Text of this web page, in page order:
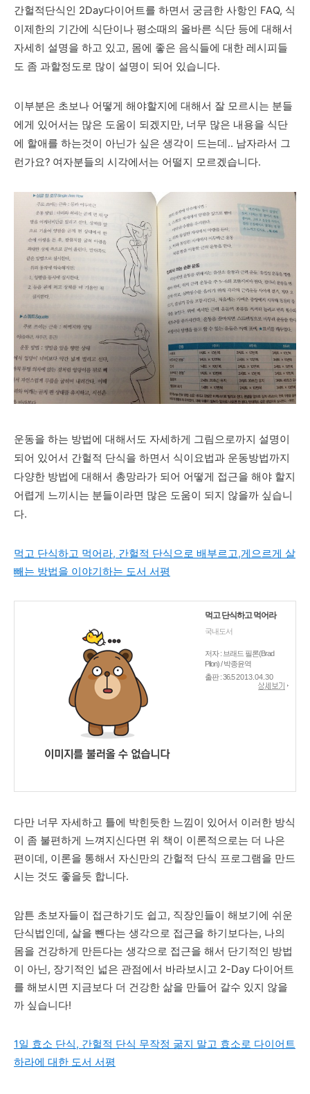
간헐적단식인 2Day다이어트를 하면서 궁금한 사항인 FAQ, 식
이제한의 기간에 식단이나 평소때의 올바른 식단 등에 대해서
자세히 설명을 하고 있고, 몸에 좋은 음식들에 대한 레시피들
도 좀 과할정도로 많이 설명이 되어 있습니다.
이부분은 초보나 어떻게 해야할지에 대해서 잘 모르시는 분들
에게 있어서는 많은 도움이 되겠지만, 너무 많은 내용을 식단
에 할애를 하는것이 아닌가 싶은 생각이 드는데.. 남자라서 그
런가요? 여자분들의 시각에서는 어떨지 모르겠습니다.
운동을 하는 방법에 대해서도 자세하게 그림으로까지 설명이
되어 있어서 간헐적 단식을 하면서 식이요법과 운동방법까지
다양한 방법에 대해서 총망라가 되어 어떻게 접근을 해야 할지
어렵게 느끼시는 분들이라면 많은 도움이 되지 않을까 싶습니
다.
먹고 단식하고 먹어라, 간헐적 단식으로 배부르고,게으르게 살
빼는 방법을 이야기하는 도서 서평
먹고 단식하고 먹어라
국내도서
저자 : 브래드 필론(Brad
Pilon) / 박종윤역
출판 : 36.52013.04.30
다만 너무 자세하고 틀에 박힌듯한 느낌이 있어서 이러한 방식
이 좀 불편하게 느껴지신다면 위 책이 이론적으로는 더 나은
편이데, 이론을 통해서 자신만의 간헐적 단식 프로그램을 만드
시는 것도 좋을듯 합니다.
암튼 초보자들이 접근하기도 쉽고, 직장인들이 해보기에 쉬운
단식법인데, 살을 뺀다는 생각으로 접근을 하기보다는, 나의
몸을 건강하게 만든다는 생각으로 접근을 해서 단기적인 방법
이 아닌, 장기적인 넓은 관점에서 바라보시고 2-Day 다이어트
를 해보시면 지금보다 더 건강한 삶을 만들어 갈수 있지 않을
까 싶습니다!
1일 효소 단식, 간헐적 단식 무작정 굶지 말고 효소로 다이어트
하라에 대한 도서 서평